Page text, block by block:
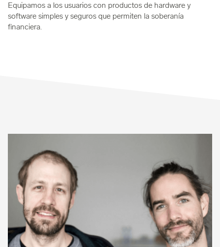
Equipamos a los usuarios con productos de hardware y
software simples y seguros que permiten la soberanía
financiera.